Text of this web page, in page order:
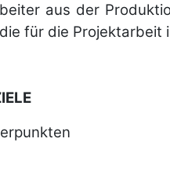
aus der
für die Projektarbeit